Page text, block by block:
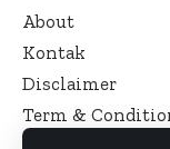
About
Kontak
Disclaimer
Term &